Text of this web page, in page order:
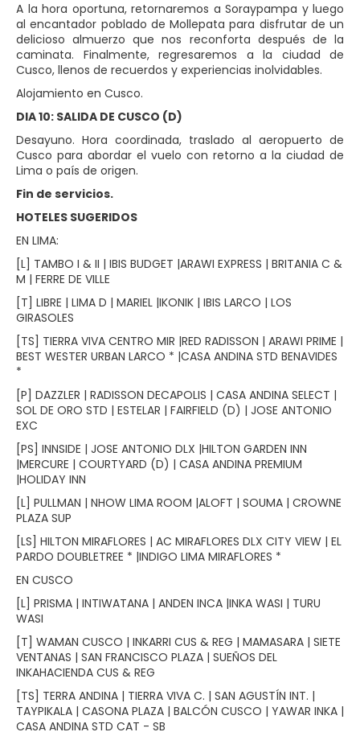
A la hora oportuna, retornaremos a Soraypampa y luego
al encantador poblado de Mollepata para disfrutar de un
delicioso almuerzo que nos reconforta después de la
caminata. Finalmente, regresaremos a la ciudad de
Cusco, llenos de recuerdos y experiencias inolvidables.
Alojamiento en Cusco.
DIA 10: SALIDA DE CUSCO (D)
Desayuno. Hora coordinada, traslado al aeropuerto de
Cusco para abordar el vuelo con retorno a la ciudad de
Lima o país de origen.
Fin de servicios.
HOTELES SUGERIDOS
EN LIMA:
[L] TAMBO I & II | IBIS BUDGET |ARAWI EXPRESS | BRITANIA C &
M | FERRE DE VILLE
[T] LIBRE | LIMA D | MARIEL |IKONIK | IBIS LARCO | LOS
GIRASOLES
[TS] TIERRA VIVA CENTRO MIR |RED RADISSON | ARAWI PRIME |
BEST WESTER URBAN LARCO * |CASA ANDINA STD BENAVIDES
*
[P] DAZZLER | RADISSON DECAPOLIS | CASA ANDINA SELECT |
SOL DE ORO STD | ESTELAR | FAIRFIELD (D) | JOSE ANTONIO
EXC
[PS] INNSIDE | JOSE ANTONIO DLX |HILTON GARDEN INN
|MERCURE | COURTYARD (D) | CASA ANDINA PREMIUM
|HOLIDAY INN
[L] PULLMAN | NHOW LIMA ROOM |ALOFT | SOUMA | CROWNE
PLAZA SUP
[LS] HILTON MIRAFLORES | AC MIRAFLORES DLX CITY VIEW | EL
PARDO DOUBLETREE * |INDIGO LIMA MIRAFLORES *
EN CUSCO
[L] PRISMA | INTIWATANA | ANDEN INCA |INKA WASI | TURU
WASI
[T] WAMAN CUSCO | INKARRI CUS & REG | MAMASARA | SIETE
VENTANAS | SAN FRANCISCO PLAZA | SUEÑOS DEL
INKAHACIENDA CUS & REG
[TS] TERRA ANDINA | TIERRA VIVA C. | SAN AGUSTÍN INT. |
TAYPIKALA | CASONA PLAZA | BALCÓN CUSCO | YAWAR INKA |
CASA ANDINA STD CAT - SB